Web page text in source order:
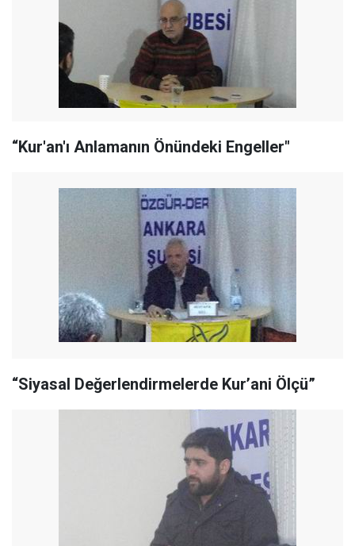
“Kur'an'ı Anlamanın Önündeki Engeller"
“Siyasal Değerlendirmelerde Kur’ani Ölçü”